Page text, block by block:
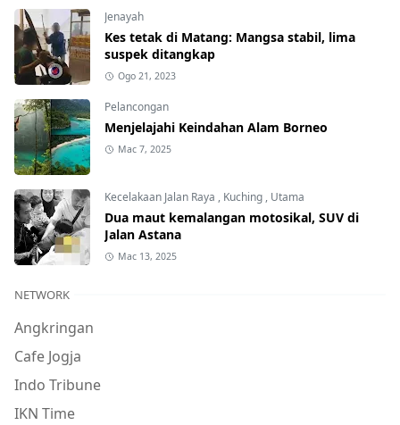
Jenayah
Kes tetak di Matang: Mangsa stabil, lima
suspek ditangkap
Ogo 21, 2023
Pelancongan
Menjelajahi Keindahan Alam Borneo
Mac 7, 2025
Kecelakaan Jalan Raya , Kuching , Utama
Dua maut kemalangan motosikal, SUV di
Jalan Astana
Mac 13, 2025
NETWORK
Angkringan
Cafe Jogja
Indo Tribune
IKN Time